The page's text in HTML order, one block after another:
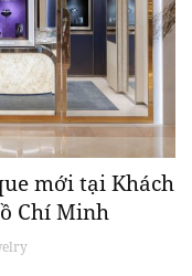
mới tại Khách
Chí Minh